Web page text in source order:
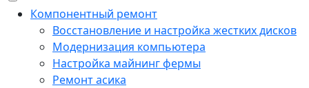
Компонентный ремонт
Восстановление и настройка жестких дисков
Модернизация компьютера
Настройка майнинг фермы
Ремонт асика